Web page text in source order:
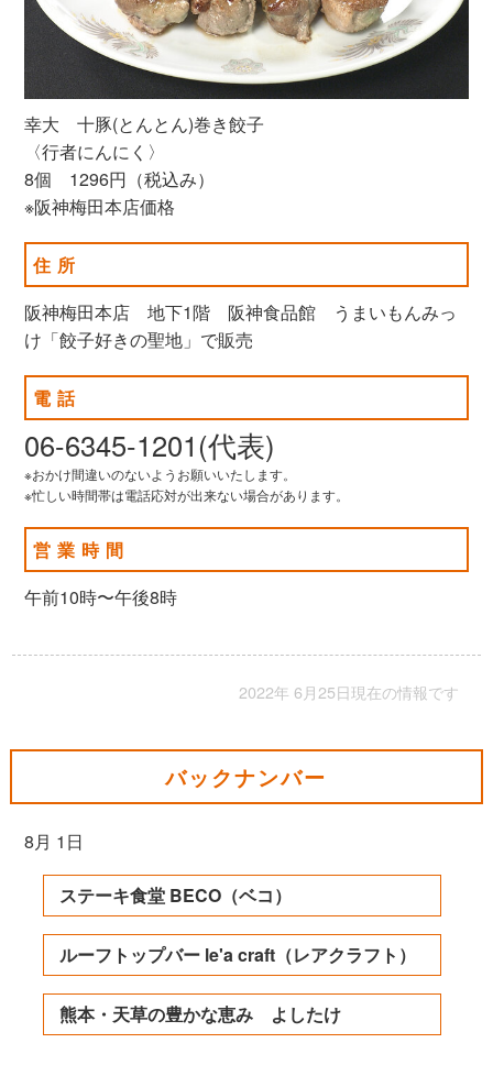
幸大 十豚(とんとん)巻き餃子
〈行者にんにく〉
8個 1296円（税込み）
※阪神梅田本店価格
住所
阪神梅田本店 地下1階 阪神食品館 うまいもんみっ
け「餃子好きの聖地」で販売
電話
06-6345-1201(代表)
※おかけ間違いのないようお願いいたします。
※忙しい時間帯は電話応対が出来ない場合があります。
営業時間
午前10時〜午後8時
2022年 6月25日現在の情報です
バックナンバー
8月 1日
ステーキ食堂 BECO（ベコ）
ルーフトップバー le'a craft（レアクラフト）
熊本・天草の豊かな恵み よしたけ